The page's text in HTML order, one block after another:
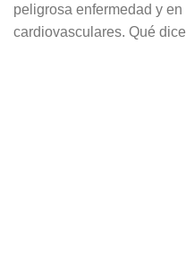
peligrosa enfermedad y
cardiovasculares. Qué